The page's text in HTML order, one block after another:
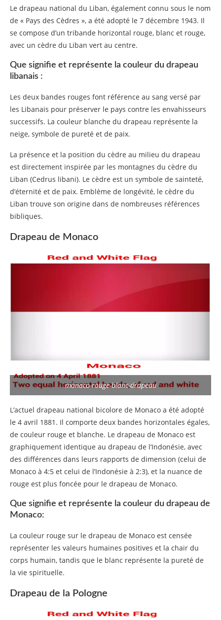
Le drapeau national du Liban, également connu sous le nom
de « Pays des Cèdres », a été adopté le 7 décembre 1943. Il
se compose d’un tribande horizontal rouge, blanc et rouge,
avec un cèdre du Liban vert au centre.
Que signifie et représente la couleur du drapeau
libanais :
Les deux bandes rouges font référence au sang versé par
les Libanais pour préserver le pays contre les envahisseurs
successifs. La couleur blanche du drapeau représente la
neige, symbole de pureté et de paix.
La présence et la position du cèdre au milieu du drapeau
est directement inspirée par les montagnes du cèdre du
Liban (Cedrus libani). Le cèdre est un symbole de sainteté,
d’éternité et de paix. Emblème de longévité, le cèdre du
Liban trouve son origine dans de nombreuses références
bibliques.
Drapeau de Monaco
monaco-rouge-blanc-drapeau
L’actuel drapeau national bicolore de Monaco a été adopté
le 4 avril 1881. Il comporte deux bandes horizontales égales,
de couleur rouge et blanche. Le drapeau de Monaco est
graphiquement identique au drapeau de l’Indonésie, avec
des différences dans leurs rapports de dimension (celui de
Monaco à 4:5 et celui de l’Indonésie à 2:3), et la nuance de
rouge est plus foncée pour le drapeau de Monaco.
Que signifie et représente la couleur du drapeau de
Monaco:
La couleur rouge sur le drapeau de Monaco est censée
représenter les valeurs humaines positives et la chair du
corps humain, tandis que le blanc représente la pureté de
la vie spirituelle.
Drapeau de la Pologne